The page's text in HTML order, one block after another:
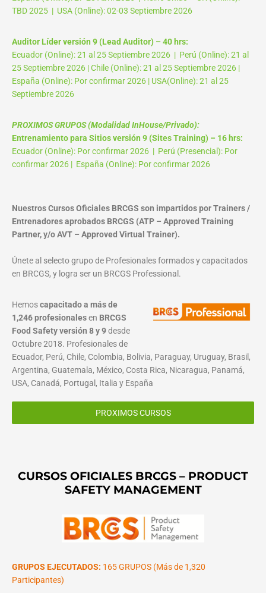
TBD 2025 | USA (Online): 02-03 Septiembre 2026
Auditor Líder versión 9 (Lead Auditor) – 40 hrs:
Ecuador (Online): 21 al 25 Septiembre 2026 | Perú (Online): 21 al
25 Septiembre 2026 | Chile (Online): 21 al 25 Septiembre 2026 |
España (Online): Por confirmar 2026 | USA(Online): 21 al 25
Septiembre 2026
PROXIMOS GRUPOS (Modalidad InHouse/Privado):
Entrenamiento para Sitios versión 9 (Sites Training) – 16 hrs:
Ecuador (Online): Por confirmar 2026 | Perú (Presencial): Por
confirmar 2026 | España (Online): Por confirmar 2026
Nuestros Cursos Oficiales BRCGS son impartidos por Trainers /
Entrenadores aprobados BRCGS (ATP – Approved Training
Partner, y/o AVT – Approved Virtual Trainer).
Únete al selecto grupo de Profesionales formados y capacitados
en BRCGS, y logra ser un BRCGS Professional.
Hemoscapacitado a más de
1,246 profesionalesen BRCGS
Food Safety versión 8 y 9desde
Octubre 2018. Profesionales de
Ecuador, Perú, Chile, Colombia, Bolivia, Paraguay, Uruguay, Brasil,
Argentina, Guatemala, México, Costa Rica, Nicaragua, Panamá,
USA, Canadá, Portugal, Italia y España
PROXIMOS CURSOS
CURSOS OFICIALES BRCGS – PRODUCT
SAFETY MANAGEMENT
GRUPOS EJECUTADOS: 165 GRUPOS (Más de 1,320
Participantes)